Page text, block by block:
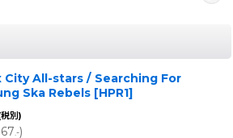
City All-stars / Searching For
Ska Rebels [HPR1]
別)
.-)